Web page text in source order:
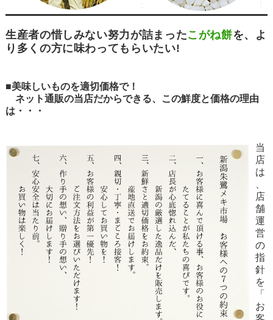
生産者の惜しみない努力が詰まったこがね餅を、よ
り多くの方に味わってもらいたい!
■美味しいものを適切価格で！
ネット通販の当店だからできる、この鮮度と価格の理由
は・・・
当
店
は
店
舗
運
営
の
指
針
を
「
お